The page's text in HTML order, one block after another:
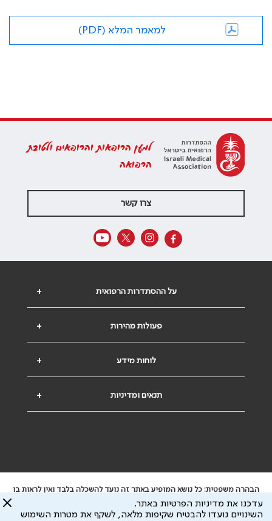
למאמר המלא (PDF)
למען הרופאות והרופאים ולטובת
הרפואה
צרו קשר
+ על ההסתדרות הרפואית
+ פעולות מהירות
+ לוחות מידע
+ תנאים ומדיניות
הבהרה משפטית: כל נושא המופיע באתר זה נועד להשכלה בלבד ואין לראות בו
ייעוץ רפואי או משפטי. אין הר"י אחראית לתוכן המתפרסם באתר זה ולכל נזק
שעלול להיגרם.
עדכנו את מדיניות הפרטיות באתר.
השינויים נועדו להבטיח שקיפות מלאה, לשקף את מטרות השימוש